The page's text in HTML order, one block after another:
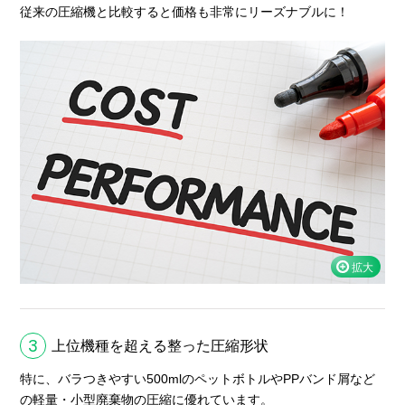
従来の圧縮機と比較すると価格も非常にリーズナブルに！
3 上位機種を超える整った圧縮形状
特に、バラつきやすい500mlのペットボトルやPPバンド屑など
の軽量・小型廃棄物の圧縮に優れています。